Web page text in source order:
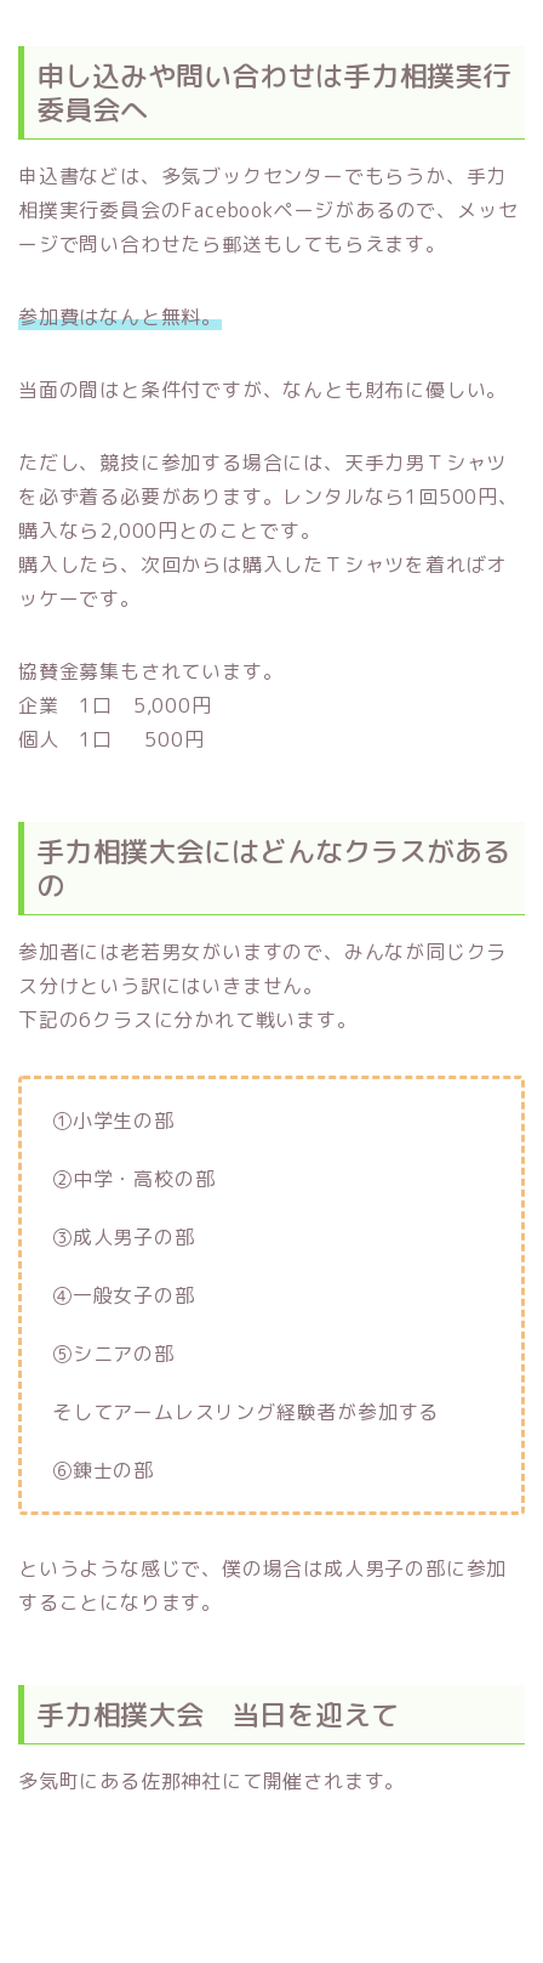
申し込みや問い合わせは手力相撲実行
委員会へ
申込書などは、多気ブックセンターでもらうか、手力
相撲実行委員会のFacebookページがあるので、メッセ
ージで問い合わせたら郵送もしてもらえます。
参加費はなんと無料。
当面の間はと条件付ですが、なんとも財布に優しい。
ただし、競技に参加する場合には、天手力男Ｔシャツ
を必ず着る必要があります。レンタルなら1回500円、
購入なら2,000円とのことです。
購入したら、次回からは購入したＴシャツを着ればオ
ッケーです。
協賛金募集もされています。
企業 1口 5,000円
個人 1口 500円
手力相撲大会にはどんなクラスがある
の
参加者には老若男女がいますので、みんなが同じクラ
ス分けという訳にはいきません。
下記の6クラスに分かれて戦います。
①小学生の部
②中学・高校の部
③成人男子の部
④一般女子の部
⑤シニアの部
そしてアームレスリング経験者が参加する
⑥錬士の部
というような感じで、僕の場合は成人男子の部に参加
することになります。
手力相撲大会 当日を迎えて
多気町にある佐那神社にて開催されます。